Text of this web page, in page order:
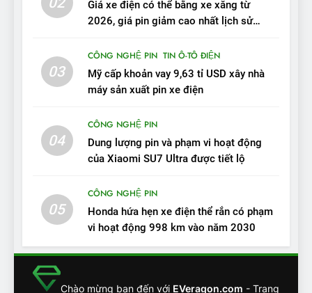
tốt, lái hay nhất tầm giá 1 tỷ
đồng
ĐÁNH GIÁ XE
VinFast VF7 – Mẫu xe cá
tính, ‘tốt gỗ tốt cả nước sơn’
13
Chuyên gia tiết lộ bài test
đối về an toàn trên VinFast
VF8
ĐÁNH GIÁ XE
VinFast VF7 đang bỏ xa
như thế nào?
ĐÁNH GIÁ XE
Giá xe điện có thể bằng xe xăng từ
2026, giá pin giảm cao nhất lịch sử
03
CÔNG NGHỆ PIN TIN Ô-TÔ ĐIỆN
Mỹ cấp khoản vay 9,63 tỉ USD xây nhà
máy sản xuất pin xe điện
04
CÔNG NGHỆ PIN
Dung lượng pin và phạm vi hoạt động
của Xiaomi SU7 Ultra được tiết lộ
05
CÔNG NGHỆ PIN
Honda hứa hẹn xe điện thể rắn có phạm
vi hoạt động 998 km vào năm 2030
Chào mừng bạn đến với EVeragon.com - Trang